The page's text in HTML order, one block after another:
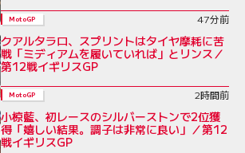
MotoGP 47分前
クアルタラロ、スプリントはタイヤ摩耗に苦
戦「ミディアムを履いていれば」とリンス／
第12戦イギリスGP
MotoGP 2時間前
小椋藍、初レースのシルバーストンで2位獲
得「嬉しい結果。調子は非常に良い」／第12
戦イギリスGP